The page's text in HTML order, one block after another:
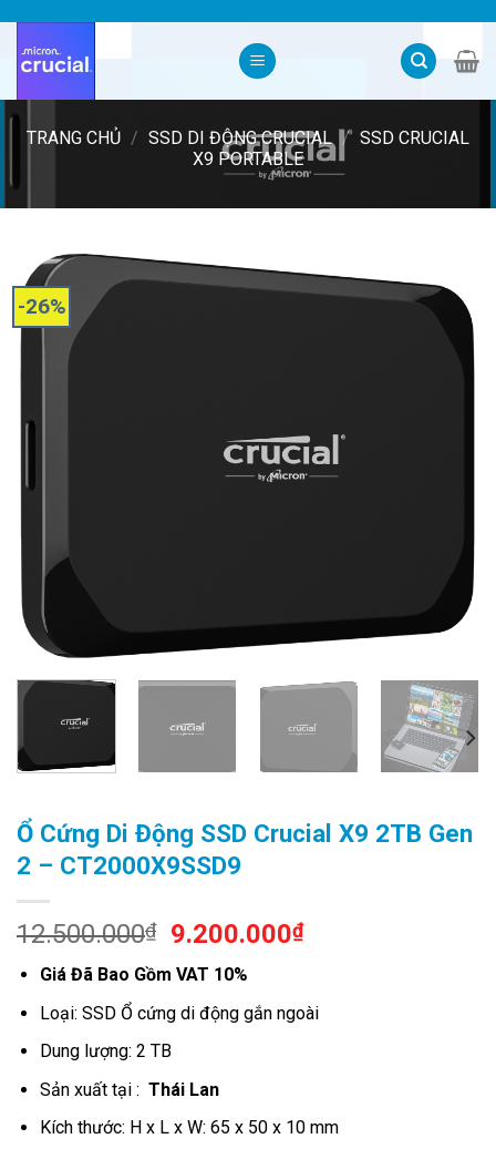
content
TRANG CHỦ / SSD DI ĐỘNG CRUCIAL / SSD CRUCIAL
X9 PORTABLE
-26%
Ổ Cứng Di Động SSD Crucial X9 2TB Gen
2 – CT2000X9SSD9
12.500.000₫
Original
price
was:
12.500.000₫.
9.200.000₫Current
9.200.000₫.
Giá Đã Bao Gồm VAT 10%
Loại: SSD Ổ cứng di động gắn ngoài
Dung lượng: 2 TB
Sản xuất tại : Thái Lan
Kích thước: H x L x W: 65 x 50 x 10 mm